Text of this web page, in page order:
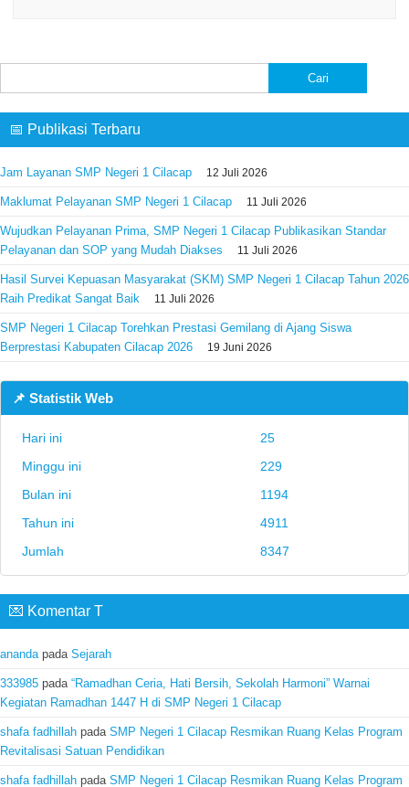
untuk:
📅 Publikasi Terbaru
Jam Layanan SMP Negeri 1 Cilacap 12 Juli 2026
Maklumat Pelayanan SMP Negeri 1 Cilacap 11 Juli 2026
Wujudkan Pelayanan Prima, SMP Negeri 1 Cilacap Publikasikan Standar
Pelayanan dan SOP yang Mudah Diakses
11 Juli 2026
Hasil Survei Kepuasan Masyarakat (SKM) SMP Negeri 1 Cilacap Tahun 2026
Raih Predikat Sangat Baik
11 Juli 2026
SMP Negeri 1 Cilacap Torehkan Prestasi Gemilang di Ajang Siswa
Berprestasi Kabupaten Cilacap 2026
19 Juni 2026
📌 Statistik Web
Hari ini
25
Minggu ini
229
Bulan ini
1194
Tahun ini
4911
Jumlah
8347
💌 Komentar T
ananda pada Sejarah
333985 pada “Ramadhan Ceria, Hati Bersih, Sekolah Harmoni” Warnai
Kegiatan Ramadhan 1447 H di SMP Negeri 1 Cilacap
shafa fadhillah pada SMP Negeri 1 Cilacap Resmikan Ruang Kelas Program
Revitalisasi Satuan Pendidikan
shafa fadhillah pada SMP Negeri 1 Cilacap Resmikan Ruang Kelas Program